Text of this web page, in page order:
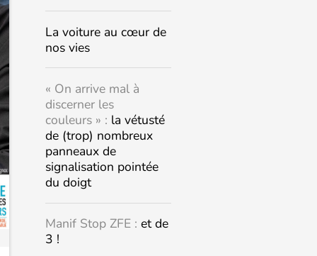
La voiture au cœur de
nos vies
« On arrive mal à
discerner les
couleurs » : la vétusté
de (trop) nombreux
panneaux de
signalisation pointée
du doigt
Manif Stop ZFE : et de
3 !